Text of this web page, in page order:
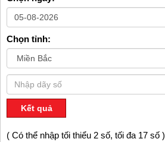
Chọn tỉnh:
Kết quả
( Có thể nhập tối thiểu 2 số, tối đa 17 số )